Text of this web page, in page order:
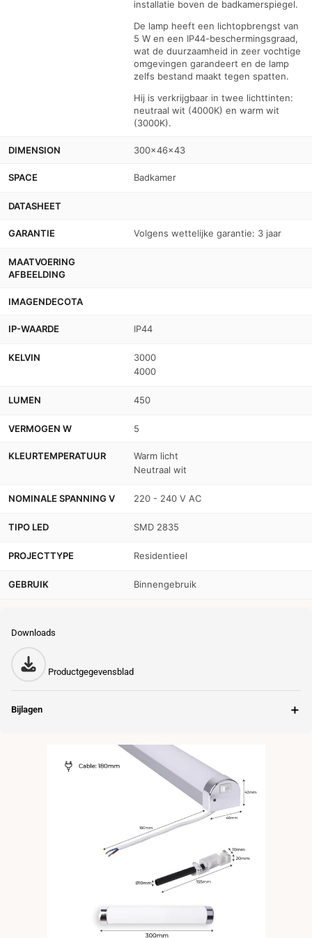
installatie boven de badkamerspiegel.
De lamp heeft een lichtopbrengst van
5 W en een IP44-beschermingsgraad,
wat de duurzaamheid in zeer vochtige
omgevingen garandeert en de lamp
zelfs bestand maakt tegen spatten.
Hij is verkrijgbaar in twee lichttinten:
neutraal wit (4000K) en warm wit
(3000K).
DIMENSION 300x46x43
SPACE Badkamer
DATASHEET
GARANTIE Volgens wettelijke garantie: 3 jaar
MAATVOERING
AFBEELDING
IMAGENDECOTA
IP-WAARDE IP44
KELVIN
3000
4000
LUMEN 450
VERMOGEN W 5
KLEURTEMPERATUUR
Warm licht
Neutraal wit
NOMINALE SPANNING V 220 - 240 V AC
TIPO LED SMD 2835
PROJECTTYPE Residentieel
GEBRUIK Binnengebruik
Downloads
Productgegevensblad
Bijlagen ＋